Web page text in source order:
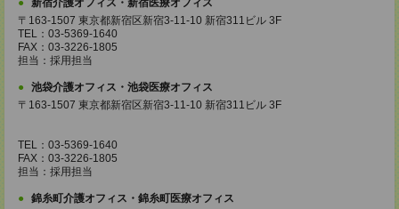
新宿介護オフィス・新宿医療オフィス
〒163-1507 東京都新宿区新宿3-11-10 新宿311ビル 3F
TEL：03-5369-1640
FAX：03-3226-1805
担当：採用担当
池袋介護オフィス・池袋医療オフィス
〒163-1507 東京都新宿区新宿3-11-10 新宿311ビル 3F
TEL：03-5369-1640
FAX：03-3226-1805
担当：採用担当
錦糸町介護オフィス・錦糸町医療オフィス